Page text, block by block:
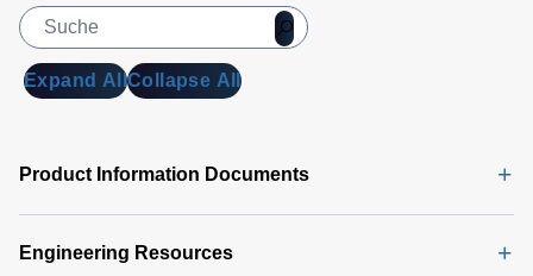
Expand AllCollapse All
Product Information Documents
Engineering Resources